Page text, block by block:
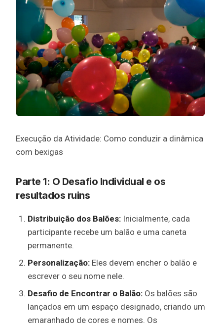
Execução da Atividade: Como conduzir a dinâmica
com bexigas
Parte 1: O Desafio Individual e os
resultados ruins
Distribuição dos Balões: Inicialmente, cada
participante recebe um balão e uma caneta
permanente.
Personalização: Eles devem encher o balão e
escrever o seu nome nele.
Desafio de Encontrar o Balão: Os balões são
lançados em um espaço designado, criando um
emaranhado de cores e nomes. Os